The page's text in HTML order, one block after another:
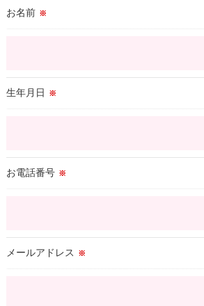
＜個人情報を与えなかった場合に生じる結
＜個人情報の開示･訂正・削除･利用停止
当社では、お客様の個人情報の開示･訂正･
お名前 ※
生年月日 ※
お電話番号 ※
メールアドレス ※